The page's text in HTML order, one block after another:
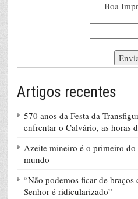
Boa
Artigos recentes
570 anos da Festa da
enfrentar o Calvário, as horas
Azeite mineiro é o primeiro
mundo
“Não podemos ficar de braços
Senhor é ridicularizado”